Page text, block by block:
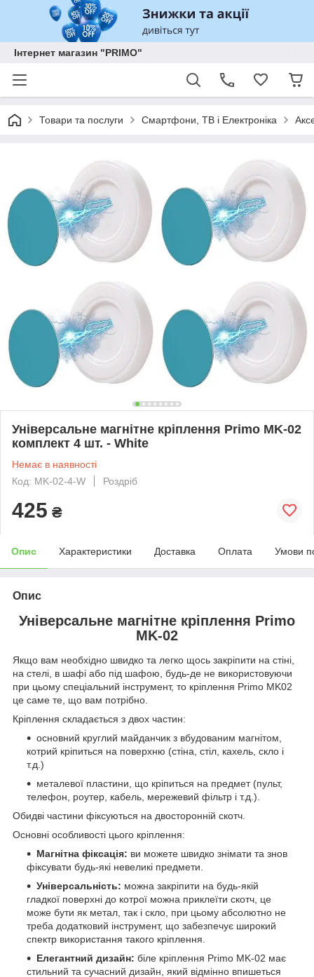
Інтернет магазин "PRIMO"
Товари та послуги Смартфони, ТВ і Електроніка
Універсальне магнітне кріплення Primo MK-02
комплект 4 шт. - White
Немає в наявності
Код: MK-02-4-W
Роздріб
425 ₴
Опис Характеристики Доставка Оплата Умови
Опис
Універсальне магнітне кріплення Primo
MK-02
Якщо вам необхідно швидко та легко щось закріпити на стіні,
на стелі, в шафі або під шафою, будь-де не використовуючи
при цьому спеціальний інструмент, то кріплення Primo MK02
це саме те, що вам потрібно.
Кріплення складається з двох частин:
основний круглий майданчик з вбудованим магнітом,
котрий кріпиться на поверхню (стіна, стіл, кахель, скло і
т.д.)
металевої пластини, що кріпиться на предмет (пульт,
телефон, роутер, кабель, мережевий фільтр і т.д.).
Обидві частини фіксуються на двосторонній скотч.
Основні особливості цього кріплення:
Магнітна фіксація: ви можете швидко знімати та знов
фіксувати будь-які невеликі предмети.
Універсальність: можна закріпити на будь-якій
гладкої поверхні до котрої можна приклеїти скотч, це
може бути як метал, так і скло, при цьому абсолютно не
треба додатковий інструмент, що забезпечує широкий
спектр використання такого кріплення.
Елегантний дизайн: біле кріплення Primo MK-02 має
стильний та сучасний дизайн, який відмінно впишеться